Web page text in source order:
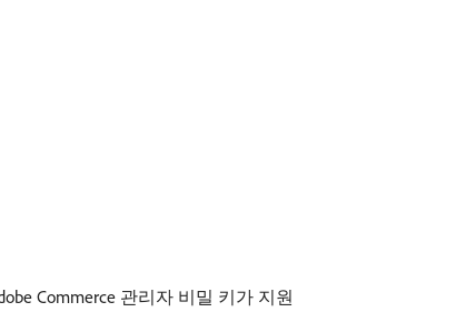
Commerce 관리자 비밀 키가 지원